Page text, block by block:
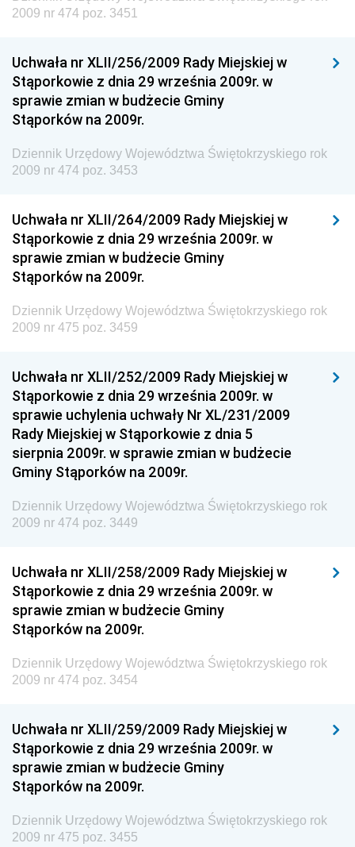
Dziennik Urzędowy Ministra Energii
Dziennik Urzędowy Ministra Sprawiedliwości
Dziennik Urzędowy Ministra Rozwoju i Finansów
Dziennik Urzędowy Wyższego Urzędu Górniczego
Dziennik Urzędowy Prezesa Urzędu Transportu
Kolejowego
Technologii
Dziennik Urzędowy Ministra Inwestycji i Rozwoju
Dziennik Urzędowy Naczelnego Dyrektora Archiwów
Państwowych
Dziennik Urzędowy Ministra Finansów, Inwestycji i
Rozwoju
Dziennik Urzędowy Ministra Sportu
Dziennik Urzędowy Ministra Funduszy i Polityki
Regionalnej
Dziennik Urzędowy Ministra Aktywów Państwowych
Dziennik Urzędowy Ministra Zdrowia
Dziennik Urzędowy Ministra Środowiska i Głównego
Inspektora Ochrony Środowiska
Dziennik Urzędowy Ministerstwa Kultury, Dziedzictwa
Narodowego i Sportu
Dziennik Urzędowy Ministra Finansów, Funduszy i
Dziennik Urzędowy Ministra Rozwoju, Pracy i
Dziennik Urzędowy Ministra Kultury, Dziedzictwa
Narodowego i Sportu
Dziennik Urzędowy Ministra Rodziny i Polityki
Społecznej
Dziennik Urzędowy Komendy Głównej Straży
Granicznej
2009 nr 474 poz. 3451
Uchwała nr XLII/256/2009 Rady Miejskiej w
Stąporkowie z dnia 29 września 2009r. w
sprawie zmian w budżecie Gminy
Stąporków na 2009r.
Dziennik Urzędowy Województwa Świętokrzyskiego rok
2009 nr 474 poz. 3453
Uchwała nr XLII/264/2009 Rady Miejskiej w
Stąporkowie z dnia 29 września 2009r. w
sprawie zmian w budżecie Gminy
Stąporków na 2009r.
Dziennik Urzędowy Województwa Świętokrzyskiego rok
2009 nr 475 poz. 3459
Uchwała nr XLII/252/2009 Rady Miejskiej w
Stąporkowie z dnia 29 września 2009r. w
sprawie uchylenia uchwały Nr XL/231/2009
Rady Miejskiej w Stąporkowie z dnia 5
sierpnia 2009r. w sprawie zmian w budżecie
Gminy Stąporków na 2009r.
Dziennik Urzędowy Województwa Świętokrzyskiego rok
2009 nr 474 poz. 3449
Uchwała nr XLII/258/2009 Rady Miejskiej w
Stąporkowie z dnia 29 września 2009r. w
sprawie zmian w budżecie Gminy
Stąporków na 2009r.
Dziennik Urzędowy Województwa Świętokrzyskiego rok
2009 nr 474 poz. 3454
Uchwała nr XLII/259/2009 Rady Miejskiej w
Stąporkowie z dnia 29 września 2009r. w
sprawie zmian w budżecie Gminy
Stąporków na 2009r.
Dziennik Urzędowy Województwa Świętokrzyskiego rok
2009 nr 475 poz. 3455